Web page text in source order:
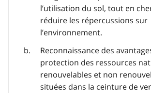
l’utilisation du sol, tout en
réduire les répercussions sur
l’environnement.
Reconnaissance des
protection des ressources
renouvelables et non
situées dans la ceinture de